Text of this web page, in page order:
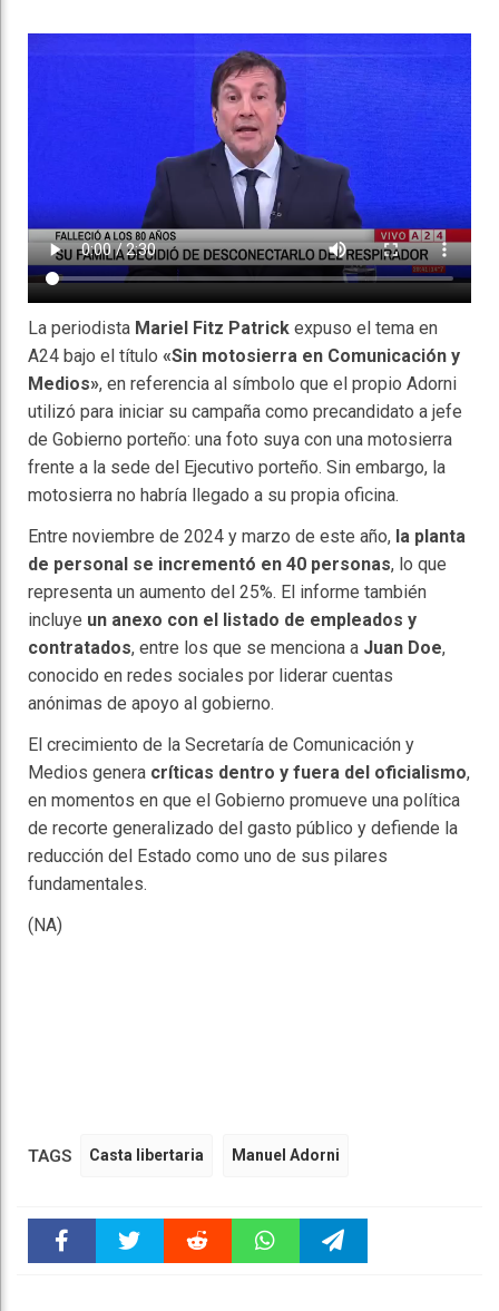
La periodista Mariel Fitz Patrick expuso el tema en
A24 bajo el título «Sin motosierra en Comunicación y
Medios», en referencia al símbolo que el propio Adorni
utilizó para iniciar su campaña como precandidato a jefe
de Gobierno porteño: una foto suya con una motosierra
frente a la sede del Ejecutivo porteño. Sin embargo, la
motosierra no habría llegado a su propia oficina.
Entre noviembre de 2024 y marzo de este año, la planta
de personal se incrementó en 40 personas, lo que
representa un aumento del 25%. El informe también
incluye un anexo con el listado de empleados y
contratados, entre los que se menciona a Juan Doe,
conocido en redes sociales por liderar cuentas
anónimas de apoyo al gobierno.
El crecimiento de la Secretaría de Comunicación y
Medios genera críticas dentro y fuera del oficialismo,
en momentos en que el Gobierno promueve una política
de recorte generalizado del gasto público y defiende la
reducción del Estado como uno de sus pilares
fundamentales.
(NA)
TAGS Casta libertaria Manuel Adorni